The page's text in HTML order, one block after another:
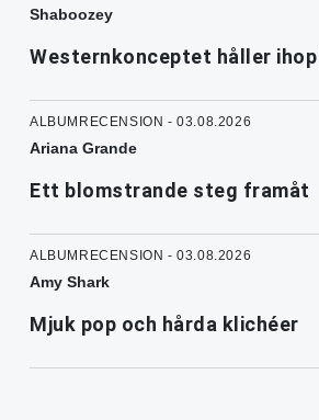
Shaboozey
Westernkonceptet håller ihop
ALBUMRECENSION - 03.08.2026
Ariana Grande
Ett blomstrande steg framåt
ALBUMRECENSION - 03.08.2026
Amy Shark
Mjuk pop och hårda klichéer